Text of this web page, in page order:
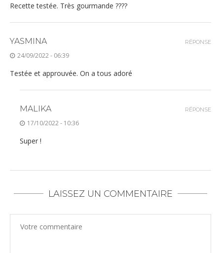
Recette testée. Très gourmande ????
YASMINA
24/09/2022 - 06:39
Testée et approuvée. On a tous adoré
RÉPONSE
MALIKA
17/10/2022 - 10:36
Super !
RÉPONSE
LAISSEZ UN COMMENTAIRE